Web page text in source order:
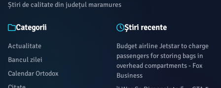
Știri de calitate din județul maramures
Categorii
Actualitate
Bancul zilei
Calendar Ortodox
Știri recente
Budget airline Jetstar to charge
passengers for storing bags in
overhead compartments - Fox
Business